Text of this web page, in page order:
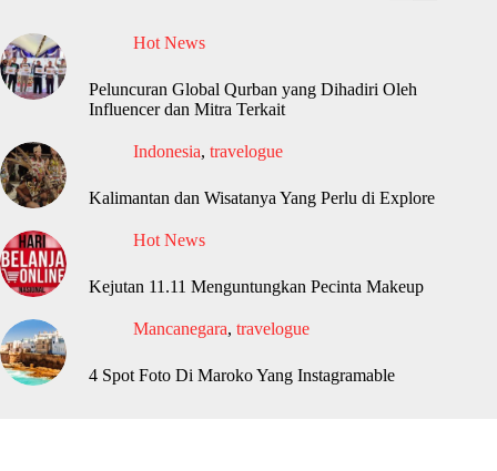
Hot News
Peluncuran Global Qurban yang Dihadiri Oleh
Influencer dan Mitra Terkait
Indonesia, travelogue
Kalimantan dan Wisatanya Yang Perlu di Explore
Hot News
Kejutan 11.11 Menguntungkan Pecinta Makeup
Mancanegara, travelogue
4 Spot Foto Di Maroko Yang Instagramable